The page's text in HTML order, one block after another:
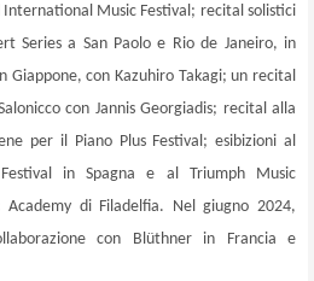
Music Festival; recital solistici
Series a San Paolo e Rio de Janeiro, in
Giappone, con Kazuhiro Takagi; un recital
con Jannis Georgiadis; recital alla
per il Piano Plus Festival; esibizioni al
in Spagna e al Triumph Music
Academy di Filadelfia. Nel giugno 2024,
con Blüthner in Francia e